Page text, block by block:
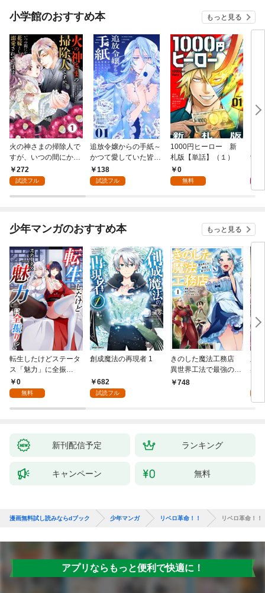
小学館のおすすめ本 もっと見る
火の神さまの掃除人で
すが、いつの間にか花
嫁として溺愛されてい
ます【単話】（１）
272
試読フル
追放令嬢からの手紙～
かつて愛していた皆さ
まへ 私のことなどお忘
れですか？～【単話】
138
試読フル
1000円ヒーロー 新
札版【単話】（１）
0
無料
9.5
少年マンガのおすすめ本 もっと見る
転生したけどステータ
ス「魅力」に全振
り！？(1)
0
無料
創成魔法の再現者 1
682
試読フル
きのした魔法工務店
異世界工法で最強の家
づくりを（コミック）
748
兆
る
新刊配信予定 ランキング
キャンペーン 無料
漫画無料試し読みならdブック 少年マンガ リベロ革命！！ リベロ革命！！
アプリならもっと便利で快適に！